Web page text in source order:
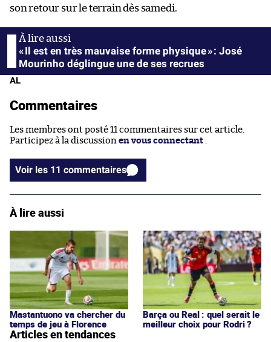
son retour sur le terrain dès samedi.
« Il est en très mauvaise forme physique » : José
Mourinho déglingue une de ses recrues
AL
Commentaires
Les membres ont posté 11 commentaires sur cet article.
Participez à la discussion en vous connectant
Voir les 11 commentaires
À lire aussi
Mastantuono va chercher du
temps de jeu à Florence
Barça ou Real : quel serait le
meilleur choix pour Rodri ?
Articles en tendances